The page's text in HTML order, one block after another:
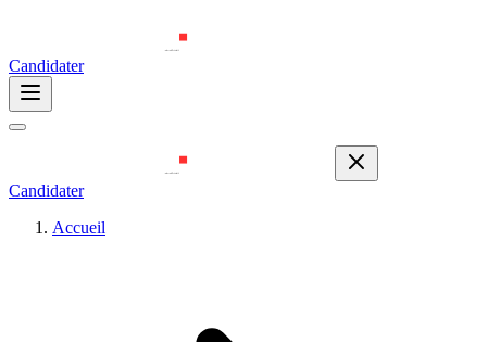
Candidater
Candidater
Accueil